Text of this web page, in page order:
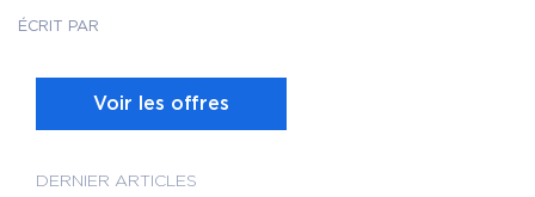
DERNIER ARTICLES
ÉCRIT PAR
Voir les offres